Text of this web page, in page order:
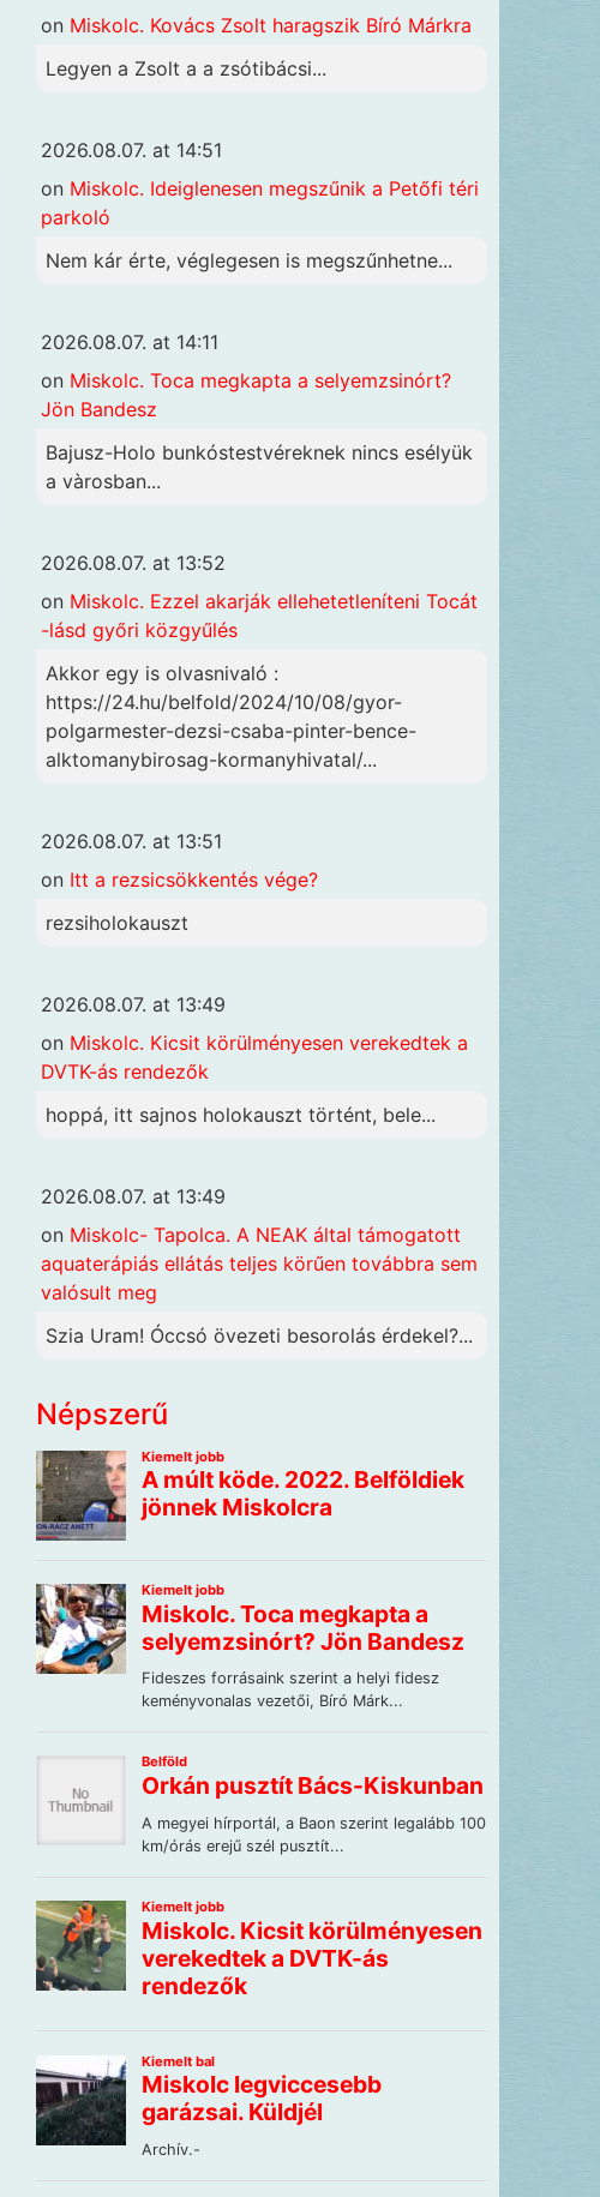
on Miskolc. Kovács Zsolt haragszik Bíró Márkra
Legyen a Zsolt a a zsótibácsi...
2026.08.07. at 14:51
on Miskolc. Ideiglenesen megszűnik a Petőfi téri
parkoló
Nem kár érte, véglegesen is megszűnhetne...
2026.08.07. at 14:11
on Miskolc. Toca megkapta a selyemzsinórt?
Jön Bandesz
Bajusz-Holo bunkóstestvéreknek nincs esélyük
a vàrosban...
2026.08.07. at 13:52
on Miskolc. Ezzel akarják ellehetetleníteni Tocát
-lásd győri közgyűlés
Akkor egy is olvasnivaló :
https://24.hu/belfold/2024/10/08/gyor-
polgarmester-dezsi-csaba-pinter-bence-
alktomanybirosag-kormanyhivatal/...
2026.08.07. at 13:51
on Itt a rezsicsökkentés vége?
rezsiholokauszt
2026.08.07. at 13:49
on Miskolc. Kicsit körülményesen verekedtek a
DVTK-ás rendezők
hoppá, itt sajnos holokauszt történt, bele...
2026.08.07. at 13:49
on Miskolc- Tapolca. A NEAK által támogatott
aquaterápiás ellátás teljes körűen továbbra sem
valósult meg
Szia Uram! Óccsó övezeti besorolás érdekel?...
Népszerű